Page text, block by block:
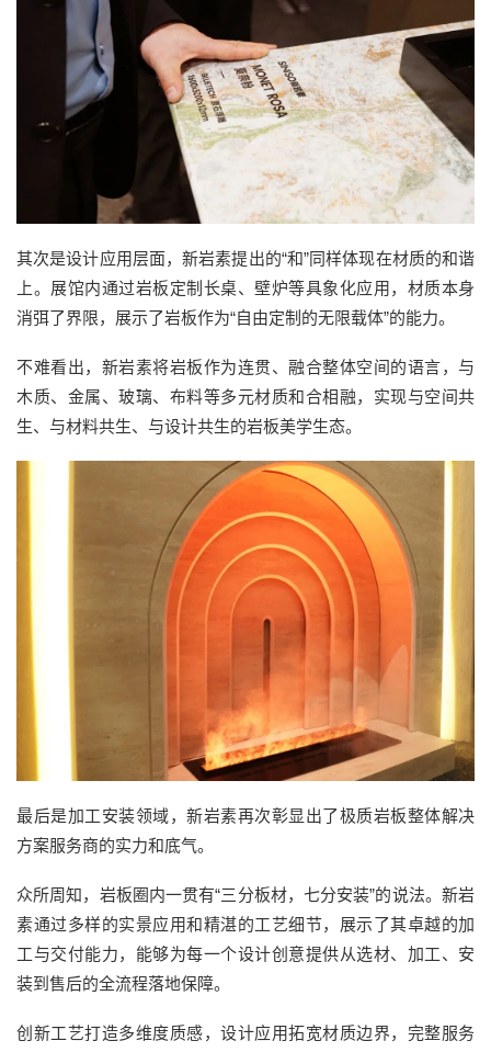
其次是设计应用层面，新岩素提出的“和”同样体现在材质的和谐
上。 展馆内通过岩板定制长桌、壁炉等具象化应用，材质本身
消弭了界限，展示了岩板作为“自由定制的无限载体”的能力。
不难看出，新岩素将岩板作为连贯、融合整体空间的语言，与
木质、金属、玻璃、布料等多元材质和合相融，实现与空间共
生、与材料共生、与设计共生的岩板美学生态。
最后是加工安装领域，新岩素再次彰显出了极质岩板整体解决
方案服务商的实力和底气。
众所周知，岩板圈内一贯有“三分板材，七分安装”的说法。新岩
素通过多样的实景应用和精湛的工艺细节，展示了其卓越的加
工与交付能力，能够为每一个设计创意提供从选材、加工、安
装到售后的全流程落地保障。
创新工艺打造多维度质感，设计应用拓宽材质边界，完整服务